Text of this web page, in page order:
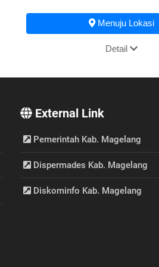
Menuju Lokasi
Detail
External Link
Pemerintah Kab. Magelang
Dispermades Kab. Magelang
Diskominfo Kab. Magelang